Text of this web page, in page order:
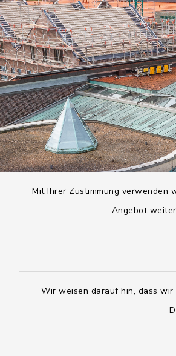
Mit Ihrer Zustimmung verwenden
Angebot
Wir weisen darauf hin, dass